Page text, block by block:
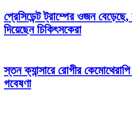
প্রেসিডেন্ট ট্রাম্পের ওজন
দিয়েছেন চিকিৎসকেরা
স্তন ক্যান্সারে রোগীর
গবেষণা